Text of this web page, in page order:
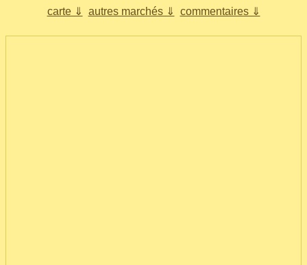
carte ⇓ autres marchés ⇓ commentaires ⇓